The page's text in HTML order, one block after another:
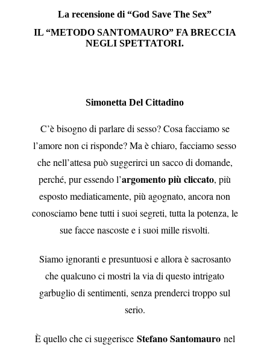
La recensione di “God Save The Sex”
IL “METODO SANTOMAURO” FA BRECCIA
NEGLI SPETTATORI.
Simonetta Del Cittadino
C’è bisogno di parlare di sesso? Cosa facciamo se
l’amore non ci risponde? Ma è chiaro, facciamo sesso
che nell’attesa può suggerirci un sacco di domande,
perché, pur essendo l’argomento più cliccato, più
esposto mediaticamente, più agognato, ancora non
conosciamo bene tutti i suoi segreti, tutta la potenza, le
sue facce nascoste e i suoi mille risvolti.
Siamo ignoranti e presuntuosi e allora è sacrosanto
che qualcuno ci mostri la via di questo intrigato
garbuglio di sentimenti, senza prenderci troppo sul
serio.
È quello che ci suggerisce Stefano Santomauronel